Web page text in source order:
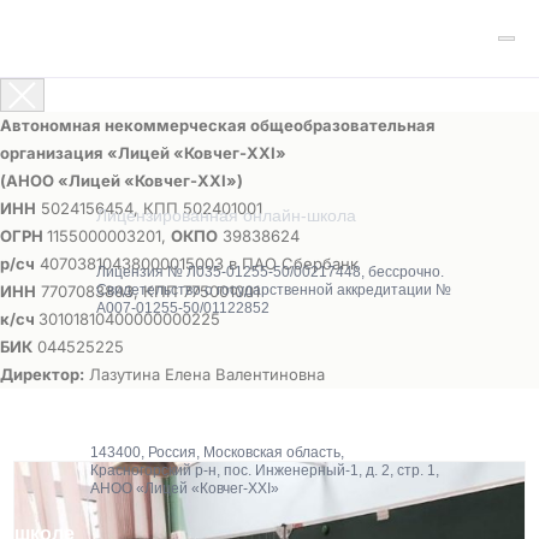
Автономная некоммерческая общеобразовательная
организация «Лицей «Ковчег-ХХI»
(АНОО «Лицей «Ковчег-ХХI»)
ИНН 5024156454, КПП 502401001
ОГРН 1155000003201, ОКПО 39838624
р/сч 40703810438000015003 в ПАО Сбербанк
ИНН 7707083893, КПП 775001001
к/сч 30101810400000000225
БИК 044525225
Директор: Лазутина Елена Валентиновна
143400, Россия, Московская область,
Красногорский р-н, пос. Инженерный-1, д. 2, стр. 1,
АНОО «Лицей «Ковчег-XXI»
Лицензированная онлайн-школа
Лицензия № Л035-01255-50/00217448, бессрочно.
Свидетельство о государственной аккредитации №
А007-01255-50/01122852
школе